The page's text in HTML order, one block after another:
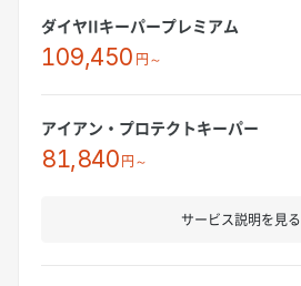
ダイヤIIキーパープレミアム
109,450 円～
アイアン・プロテクトキーパー
81,840円～
サービス説明を見る